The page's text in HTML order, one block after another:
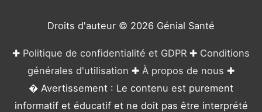
Droits d'auteur © 2026 Génial Santé
✚ Politique de confidentialité et GDPR ✚ Conditions
générales d'utilisation ✚ À propos de nous ✚
� Avertissement : Le contenu est purement
informatif et éducatif et ne doit pas être interprété